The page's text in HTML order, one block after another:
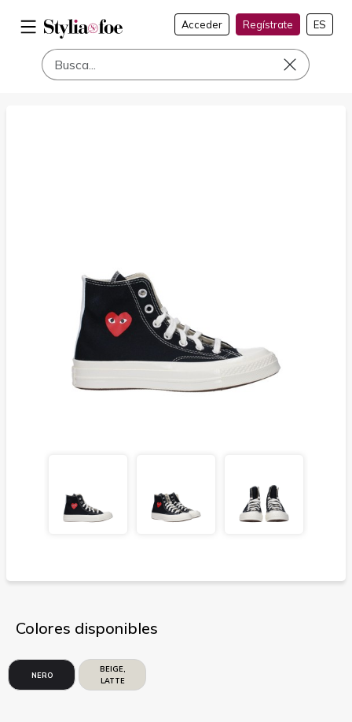
Acceder Regístrate ES
Colores disponibles
NERO
BEIGE,
LATTE